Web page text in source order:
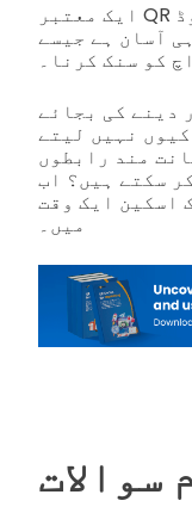
ایک معتبر QR کوڈ جنریٹر کے ساتھ یہ کوڈ
آسان ہے جیسے
کو سنک کرنا۔
دینے کی بجائے
نہیں لیتے
مند رابطوں
سکتے ہیں؟ اب
اسکین ایک وقت
میں۔
سوالات